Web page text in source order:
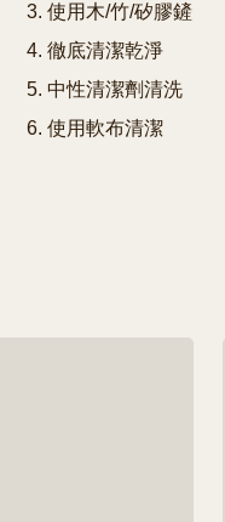
3. 使用木/竹/矽膠鏟
4. 徹底清潔乾淨
5. 中性清潔劑清洗